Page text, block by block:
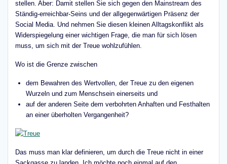
stellen. Aber: Damit stellen Sie sich gegen den Mainstream des
Ständig-erreichbar-Seins und der allgegenwärtigen Präsenz der
Social Media. Und nehmen Sie diesen kleinen Alltagskonflikt als
Widerspiegelung einer wichtigen Frage, die man für sich lösen
muss, um sich mit der Treue wohlzufühlen.
Wo ist die Grenze zwischen
dem Bewahren des Wertvollen, der Treue zu den eigenen
Wurzeln und zum Menschsein einerseits und
auf der anderen Seite dem verbohrten Anhaften und Festhalten
an einer überholten Vergangenheit?
Das muss man klar definieren, um durch die Treue nicht in einer